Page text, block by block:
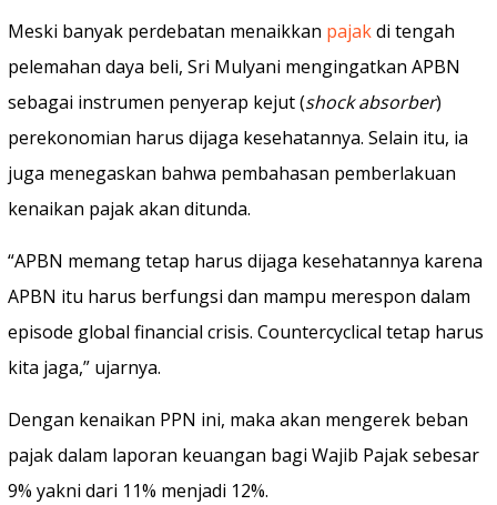
Meski banyak perdebatan menaikkan pajakdi tengah
pelemahan daya beli, Sri Mulyani mengingatkan APBN
sebagai instrumen penyerap kejut (shock absorber)
perekonomian harus dijaga kesehatannya. Selain itu, ia
juga menegaskan bahwa pembahasan pemberlakuan
kenaikan pajak akan ditunda.
“APBN memang tetap harus dijaga kesehatannya karena
APBN itu harus berfungsi dan mampu merespon dalam
episode global financial crisis. Countercyclical tetap harus
kita jaga,” ujarnya.
Dengan kenaikan PPN ini, maka akan mengerek beban
pajak dalam laporan keuangan bagi Wajib Pajak sebesar
9% yakni dari 11% menjadi 12%.